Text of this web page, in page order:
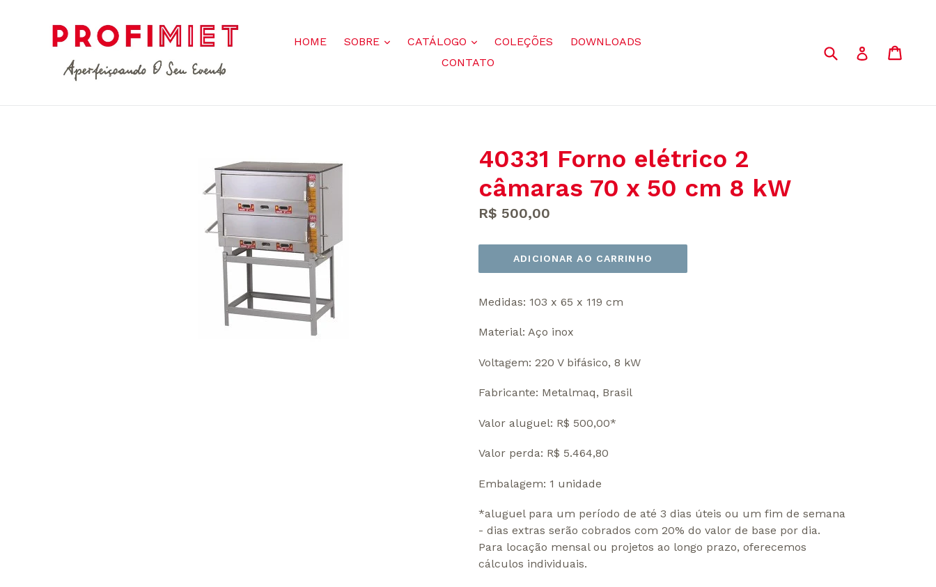
HOME SOBRE maisCATÁLOGO maisCOLEÇÕES
DOWNLOADS
CONTATO
Buscar Entrar
40331 Forno elétrico 2
câmaras 70 x 50 cm 8 kW
Preço
R$ 500,00
ADICIONAR AO CARRINHO
Medidas: 103 x 65 x 119 cm
Material: Aço inox
Voltagem: 220 V bifásico, 8 kW
Fabricante: Metalmaq, Brasil
Valor aluguel: R$ 500,00*
Valor perda: R$ 5.464,80
Embalagem: 1 unidade
*aluguel para um período de até 3 dias úteis ou um fim de semana
- dias extras serão cobrados com 20% do valor de base por dia.
Para locação mensal ou projetos ao longo prazo, oferecemos
cálculos individuais.